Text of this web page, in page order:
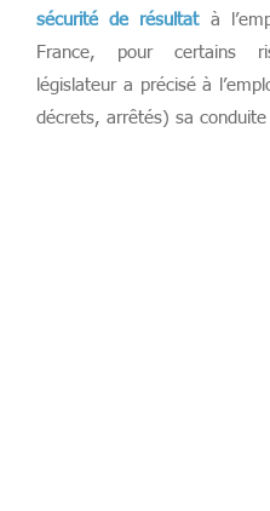
sécurité de résultat
à
France, pour certains
législateur a précisé à
décrets, arrêtés) sa